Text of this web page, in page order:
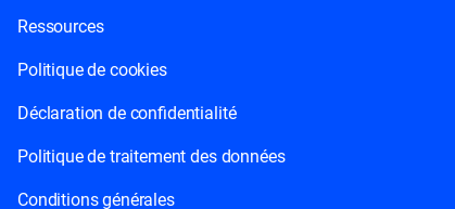
Ressources
Politique de cookies
Déclaration de confidentialité
Politique de traitement des données
Conditions générales